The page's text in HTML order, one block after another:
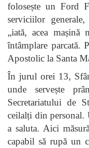
folosește un Ford
serviciilor
„iată, acea
întâmplare parcată.
Apostolic la Santa
În jurul orei 13,
unde servește
Secretariatului de
ceilalți din personal.
a saluta. Aici
capabil să rupă un